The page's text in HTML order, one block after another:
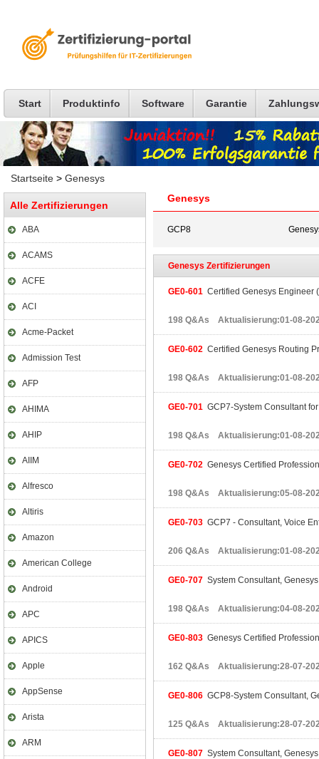
Start Produktinfo Software Garantie
Startseite > Genesys
Alle Zertifizierungen
ABA
ACAMS
ACFE
ACI
Acme-Packet
Admission Test
AFP
AHIMA
AHIP
AIIM
Alfresco
Altiris
Amazon
American College
Android
APC
APICS
Apple
AppSense
Arista
ARM
Genesys
GCP8
Genesys Zertifizierungen
GE0-601 Certified Genesys Engineer
198 Q&As Aktualisierung:01-08-
GE0-602 Certified Genesys Routing
198 Q&As Aktualisierung:01-08-
GE0-701 GCP7-System Consultant
198 Q&As Aktualisierung:01-08-
GE0-702 Genesys Certified
198 Q&As Aktualisierung:05-08-
GE0-703 GCP7 - Consultant, Voice
206 Q&As Aktualisierung:01-08-
GE0-707 System Consultant,
198 Q&As Aktualisierung:04-08-
GE0-803 Genesys Certified
162 Q&As Aktualisierung:28-07-
GE0-806 GCP8-System Consultant,
125 Q&As Aktualisierung:28-07-
GE0-807 System Consultant,